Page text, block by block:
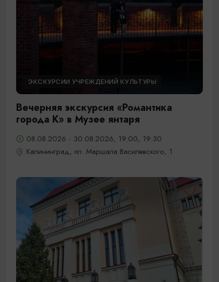
ЭКСКУРСИИ УЧРЕЖДЕНИЙ КУЛЬТУРЫ
Вечерняя экскурсия «Романтика
города К» в Музее янтаря
08.08.2026 - 30.08.2026, 19:00, 19:30
Калининград, пл. Маршала Василевского, 1